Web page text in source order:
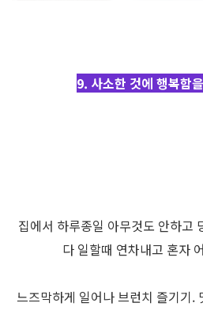
9. 사소한 것에 행복함
집에서 하루종일 아무것도 안하고
다 일할때 연차내고 혼자
느즈막하게 일어나 브런치 즐기기.